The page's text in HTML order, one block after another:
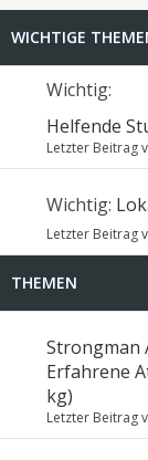
25
26
WICHTIGE
Wichtig:
Helfende
Letzter Beitrag
Wichtig:
Letzter Beitrag
THEMEN
Strongman
Erfahrene
kg)
Letzter Beitrag